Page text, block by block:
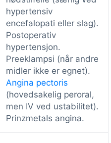
hypertensiv
encefalopati eller slag).
Postoperativ
hypertensjon.
Preeklampsi (når andre
midler ikke er egnet).
Angina pectoris
(hovedsakelig peroral,
men IV ved ustabilitet).
Prinzmetals angina.